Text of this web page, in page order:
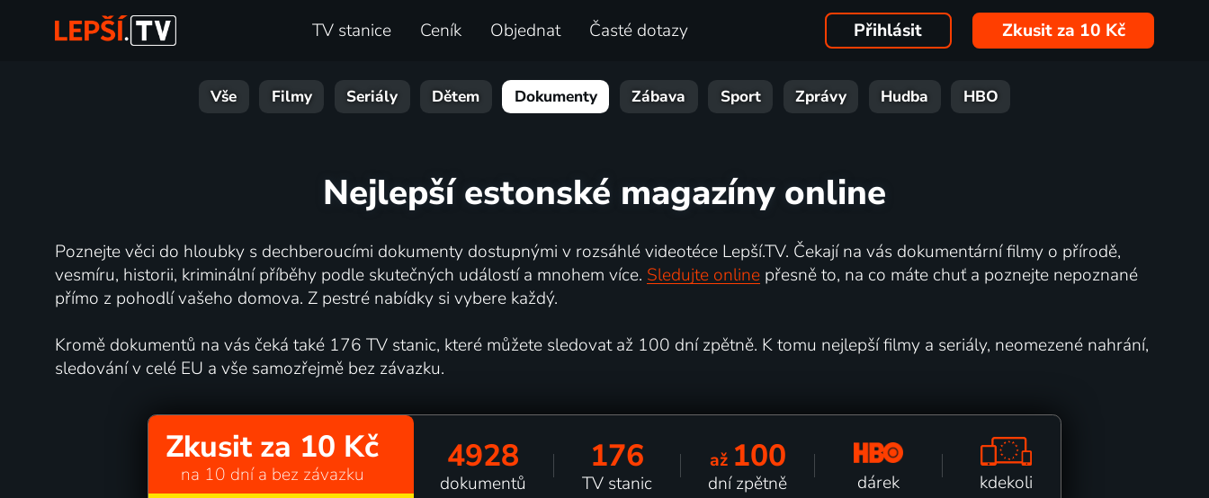
TV stanice Ceník Objednat Časté dotazy Přihlásit Zkusit za 10 Kč
Vše Filmy Seriály Dětem Dokumenty Zábava Sport Zprávy Hudba HBO
Nejlepší estonské magazíny online
Poznejte věci do hloubky s dechberoucími dokumenty dostupnými v rozsáhlé videotéce Lepší.TV. Čekají na vás dokumentární filmy o přírodě,
vesmíru, historii, kriminální příběhy podle skutečných událostí a mnohem více. Sledujte onlinepřesně to, na co máte chuť a poznejte nepoznané
přímo z pohodlí vašeho domova. Z pestré nabídky si vybere každý.
Kromě dokumentů na vás čeká také 176 TV stanic, které můžete sledovat až 100 dní zpětně. K tomu nejlepší filmy a seriály, neomezené nahrání,
sledování v celé EU a vše samozřejmě bez závazku.
Zkusit za 10 Kč
na 10 dní a bez závazku 4928
dokumentů
176
TV stanic
až 100
dní zpětně dárek kdekoli